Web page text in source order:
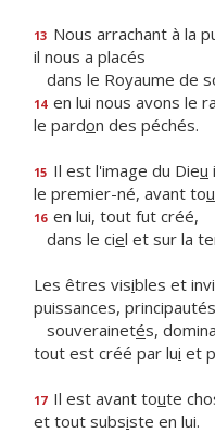
13 Nous arrachant à la
il nous a placés
dans le Royaume de
14 en lui nous avons le
le pardon des péchés.
15 Il est l'image du Dieu
le premier-né, avant tou
16 en lui, tout fut créé,
dans le ciel et sur la
Les êtres visibles et
puissances,
souverainetés,
tout est créé par lui et
17 Il est avant toute
et tout subsiste en lui.